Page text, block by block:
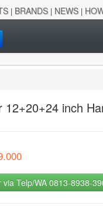
| BRANDS| NEWS|
12+20+24 inch
via Telp/WA 0813-8938-